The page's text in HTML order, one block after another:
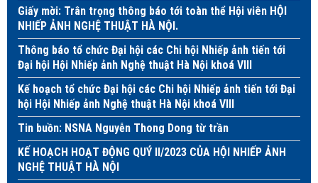
Giấy mời: Trân trọng thông báo tới toàn thể Hội viên HỘI
NHIẾP ẢNH NGHỆ THUẬT HÀ NỘI.
Thông báo tổ chức Đại hội các Chi hội Nhiếp ảnh tiến tới
Đại hội Hội Nhiếp ảnh Nghệ thuật Hà Nội khoá VIII
Kế hoạch tổ chức Đại hội các Chi hội Nhiếp ảnh tiến tới Đại
hội Hội Nhiếp ảnh Nghệ thuật Hà Nội khoá VIII
Tin buồn: NSNA Nguyễn Thong Dong từ trần
KẾ HOẠCH HOẠT ĐỘNG QUÝ II/2023 CỦA HỘI NHIẾP ẢNH
NGHỆ THUẬT HÀ NỘI